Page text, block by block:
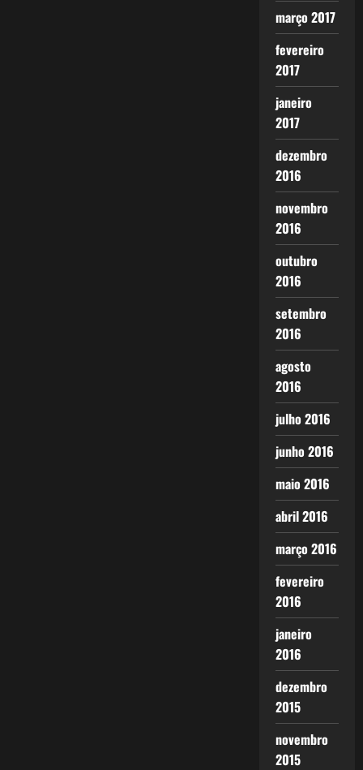
março 2017
fevereiro
2017
janeiro
2017
dezembro
2016
novembro
2016
outubro
2016
setembro
2016
agosto
2016
julho 2016
junho 2016
maio 2016
abril 2016
março 2016
fevereiro
2016
janeiro
2016
dezembro
2015
novembro
2015